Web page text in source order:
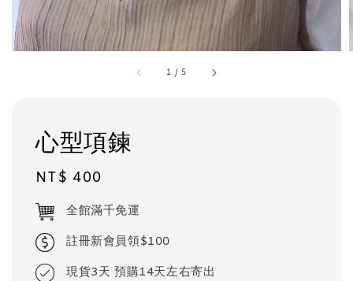
1 /5
心型項鍊
Regular
price
NT$ 400
全館滿千免運
註冊新會員領$100
現貨3天 預購14天左右寄出